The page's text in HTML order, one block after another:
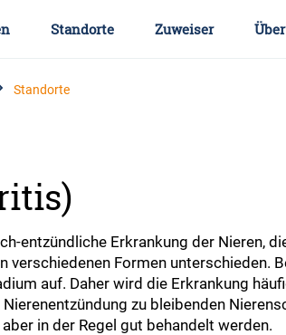
Standorte Zuweiser
Standorte
entzündliche Erkrankung der Nieren,
Formen unterschieden.
auf. Daher wird die Erkrankung
zu bleibenden
in der Regel gut behandelt werden.